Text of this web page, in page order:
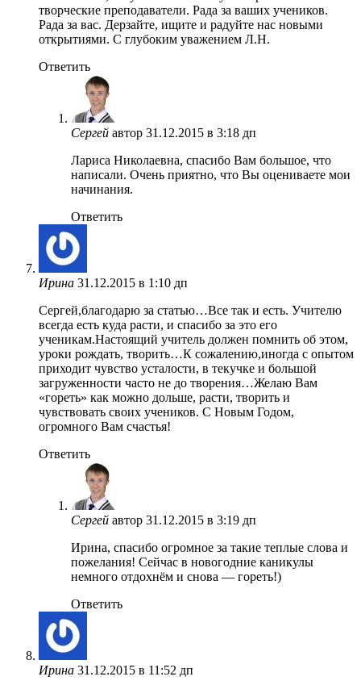
творческие преподаватели. Рада за ваших учеников.
Рада за вас. Дерзайте, ищите и радуйте нас новыми
открытиями. С глубоким уважением Л.Н.
Ответить
Сергей автор 31.12.2015 в 3:18 дп
Лариса Николаевна, спасибо Вам большое, что
написали. Очень приятно, что Вы оцениваете мои
начинания.
Ответить
Ирина 31.12.2015 в 1:10 дп
Сергей,благодарю за статью…Все так и есть. Учителю
всегда есть куда расти, и спасибо за это его
ученикам.Настоящий учитель должен помнить об этом,
уроки рождать, творить…К сожалению,иногда с опытом
приходит чувство усталости, в текучке и большой
загруженности часто не до творения…Желаю Вам
«гореть» как можно дольше, расти, творить и
чувствовать своих учеников. С Новым Годом,
огромного Вам счастья!
Ответить
Сергей автор 31.12.2015 в 3:19 дп
Ирина, спасибо огромное за такие теплые слова и
пожелания! Сейчас в новогодние каникулы
немного отдохнём и снова — гореть!)
Ответить
Ирина 31.12.2015 в 11:52 дп